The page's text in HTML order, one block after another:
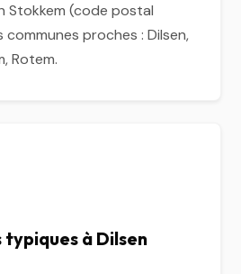
Stokkem (code postal
proches : Dilsen,
Rotem.
à Dilsen